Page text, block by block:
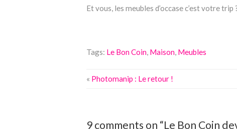
Et vous, les meubles d’occase c’est votre trip
Tags: Le Bon Coin, Maison, Meubles
« Photomanip : Le retour !
9 comments on “Le Bon Coin